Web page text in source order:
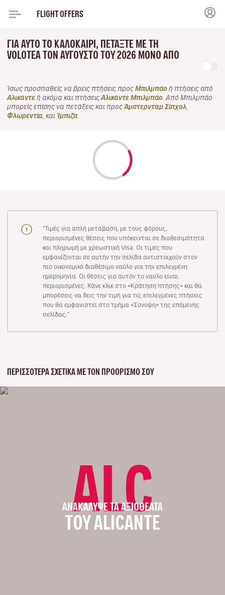
FLIGHT OFFERS
ΓΙΑ ΑΥΤΌ ΤΟ ΚΑΛΟΚΑΊΡΙ, ΠΕΤΆΞΤΕ ΜΕ ΤΗ
VOLOTEA ΤΟΝ ΑΎΓΟΥΣΤΟ ΤΟΥ 2026 ΜΌΝΟ ΑΠΌ
Ίσως προσπαθείς να βρεις πτήσεις προς Μπιλμπάο ή πτήσεις από
Αλικάντε ή ακόμα και πτήσεις Αλικάντε Μπιλμπάο . Από Μπιλμπάο
μπορείς επίσης να πετάξεις και προς Άμστερνταμ Σίπχολ
Φλωρεντία , και Ίμπιζα
"Τιμές για απλή μετάβαση, με τους φόρους,
περιορισμένες θέσεις που υπόκεινται σε διαθεσιμότητα
και πληρωμή με χρεωστική Visa. Οι τιμές που
εμφανίζονται σε αυτήν την σελίδα αντιστοιχούν στον
πιο οικονομικό διαθέσιμο ναύλο για την επιλεγμένη
ημερομηνία. Οι θέσεις για αυτόν το ναύλο είναι
περιορισμένες. Κάνε κλικ στο «Κράτηση πτήσης» και θα
μπορέσεις να δεις την τιμή για τις επιλεγμένες πτήσεις
που θα εμφανιστεί στο τμήμα «Σύνοψη» της επόμενης
σελίδας."
ΠΕΡΙΣΣΌΤΕΡΑ ΣΧΕΤΙΚΆ ΜΕ ΤΟΝ ΠΡΟΟΡΙΣΜΌ ΣΟΥ
ALC
ΑΝΑΚΆΛΥΨΕ ΤΑ ΑΞΙΟΘΈΑΤΑ
ΤΟΥ ALICANTE